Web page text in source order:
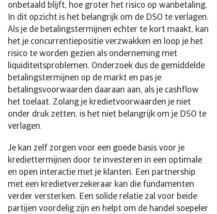
onbetaald blijft, hoe groter het risico op wanbetaling.
In dit opzicht is het belangrijk om de DSO te verlagen.
Als je de betalingstermijnen echter te kort maakt, kan
het je concurrentiepositie verzwakken en loop je het
risico te worden gezien als onderneming met
liquiditeitsproblemen. Onderzoek dus de gemiddelde
betalingstermijnen op de markt en pas je
betalingsvoorwaarden daaraan aan, als je cashflow
het toelaat. Zolang je kredietvoorwaarden je niet
onder druk zetten, is het niet belangrijk om je DSO te
verlagen.
Je kan zelf zorgen voor een goede basis voor je
krediettermijnen door te investeren in een optimale
en open interactie met je klanten. Een partnership
met een kredietverzekeraar kan die fundamenten
verder versterken. Een solide relatie zal voor beide
partijen voordelig zijn en helpt om de handel soepeler